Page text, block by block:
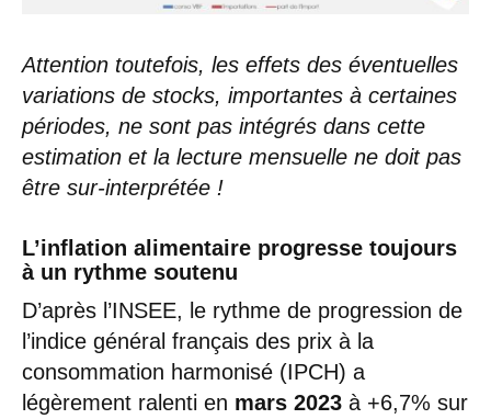
Attention toutefois, les effets des éventuelles
variations de stocks, importantes à certaines
périodes, ne sont pas intégrés dans cette
estimation et la lecture mensuelle ne doit pas
être sur-interprétée !
L’inflation alimentaire progresse toujours
à un rythme soutenu
D’après l’INSEE, le rythme de progression de
l’indice général français des prix à la
consommation harmonisé (IPCH) a
légèrement ralenti en mars 2023 à +6,7% sur